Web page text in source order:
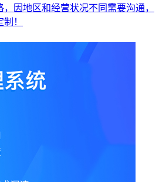
因地区和经营状况不同需要沟通，
！